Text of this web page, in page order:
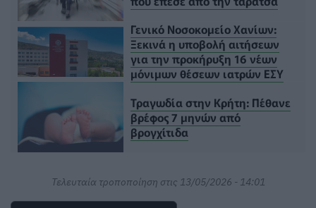
Γενικό Νοσοκομείο Χανίων:
Ξεκινά η υποβολή αιτήσεων
για την προκήρυξη 16 νέων
μόνιμων θέσεων ιατρών ΕΣΥ
Τραγωδία στην Κρήτη: Πέθανε
βρέφος 7 μηνών από
βρογχίτιδα
Τελευταία τροποποίηση στις 13/05/2026 - 14:01